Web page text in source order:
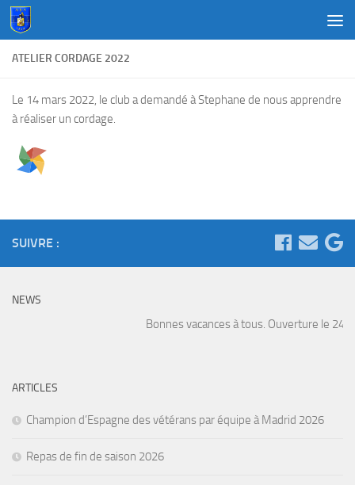
Au dessous du contenu
ATELIER CORDAGE 2022
Le 14 mars 2022, le club a demandé à Stephane de nous apprendre
à réaliser un cordage.
SUIVRE :
NEWS
Bonnes vacances à tous. Ouverture le
ARTICLES
Champion d’Espagne des vétérans par équipe à Madrid 2026
Repas de fin de saison 2026